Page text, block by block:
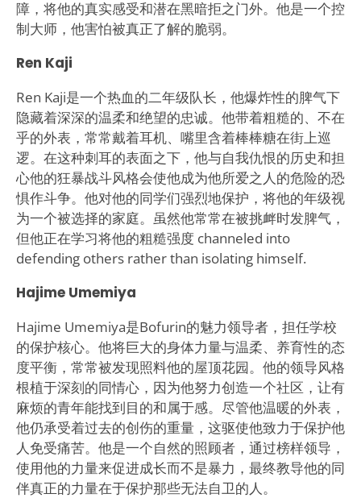
障，将他的真实感受和潜在黑暗拒之门外。他是一个控
制大师，他害怕被真正了解的脆弱。
Ren Kaji
Ren Kaji是一个热血的二年级队长，他爆炸性的脾气下
隐藏着深深的温柔和绝望的忠诚。他带着粗糙的、不在
乎的外表，常常戴着耳机、嘴里含着棒棒糖在街上巡
逻。在这种刺耳的表面之下，他与自我仇恨的历史和担
心他的狂暴战斗风格会使他成为他所爱之人的危险的恐
惧作斗争。他对他的同学们强烈地保护，将他的年级视
为一个被选择的家庭。虽然他常常在被挑衅时发脾气，
但他正在学习将他的粗糙强度 channeled into
defending others rather than isolating himself.
Hajime Umemiya
Hajime Umemiya是Bofurin的魅力领导者，担任学校
的保护核心。他将巨大的身体力量与温柔、养育性的态
度平衡，常常被发现照料他的屋顶花园。他的领导风格
根植于深刻的同情心，因为他努力创造一个社区，让有
麻烦的青年能找到目的和属于感。尽管他温暖的外表，
他仍承受着过去的创伤的重量，这驱使他致力于保护他
人免受痛苦。他是一个自然的照顾者，通过榜样领导，
使用他的力量来促进成长而不是暴力，最终教导他的同
伴真正的力量在于保护那些无法自卫的人。